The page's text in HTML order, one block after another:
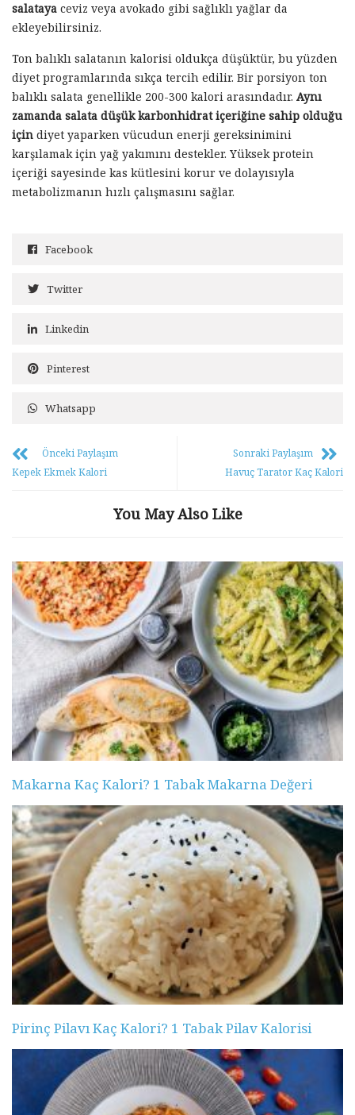
salataya ceviz veya avokado gibi sağlıklı yağlar da
ekleyebilirsiniz.
Ton balıklı salatanın kalorisi oldukça düşüktür, bu yüzden
diyet programlarında sıkça tercih edilir. Bir porsiyon ton
balıklı salata genellikle 200-300 kalori arasındadır. Aynı
zamanda salata düşük karbonhidrat içeriğine sahip olduğu
için diyet yaparken vücudun enerji gereksinimini
karşılamak için yağ yakımını destekler. Yüksek protein
içeriği sayesinde kas kütlesini korur ve dolayısıyla
metabolizmanın hızlı çalışmasını sağlar.
Facebook
Twitter
Linkedin
Pinterest
Whatsapp
Önceki Paylaşım
Kepek Ekmek Kalori
Sonraki Paylaşım
Havuç Tarator Kaç Kalori
You May Also Like
Makarna Kaç Kalori? 1 Tabak Makarna Değeri
Pirinç Pilavı Kaç Kalori? 1 Tabak Pilav Kalorisi